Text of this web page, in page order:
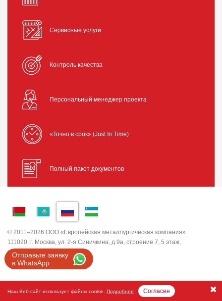
Отправьте заявку
в WhatsApp
Сервисные услуги
Контроль качества
Персональный менеджер проекта
«Точно в срок» (Just In Time)
Полный пакет документов
© 2011–2026 ООО «Европейская металлургическая компания»
111020, г. Москва, ул. 2-я Синичкина, д.9а, строение 7, 5 этаж,
помещение I, комната 5
ИНН 7743820503 ООО "ЕМК"
Наш Веб-сайт использует файлы cookie. Подробнее Согласен